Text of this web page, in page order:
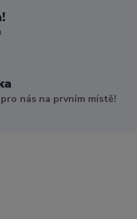
nás na prvním místě!